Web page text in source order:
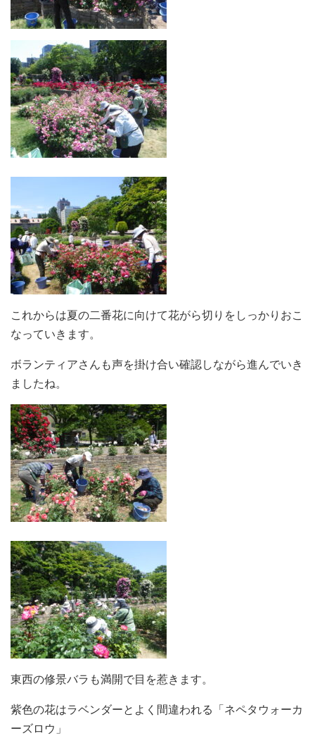
これからは夏の二番花に向けて花がら切りをしっかりおこ
なっていきます。
ボランティアさんも声を掛け合い確認しながら進んでいき
ましたね。
東西の修景バラも満開で目を惹きます。
紫色の花はラベンダーとよく間違われる「ネペタウォーカ
ーズロウ」